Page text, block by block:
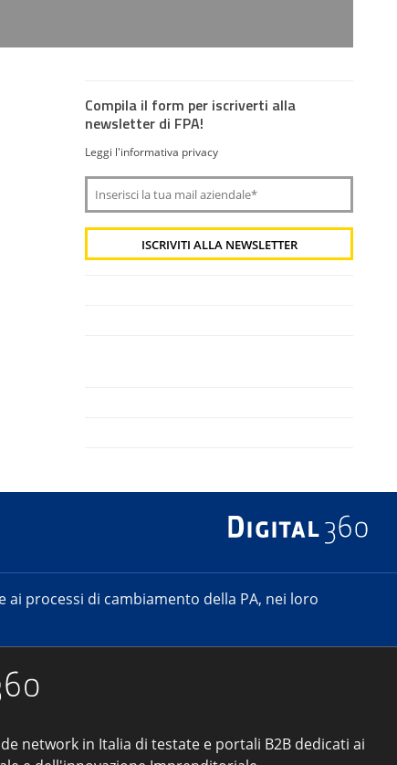
Compila il form per iscriverti alla
newsletter di FPA!
Leggi l'informativa privacy
processi di cambiamento della PA, nei loro
network in Italia di testate e portali B2B dedicati ai